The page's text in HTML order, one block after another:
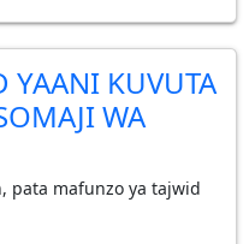
KUVUTA
WA
pata mafunzo ya tajwid